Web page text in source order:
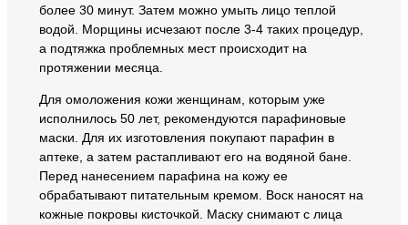
более 30 минут. Затем можно умыть лицо теплой
водой. Морщины исчезают после 3-4 таких процедур,
а подтяжка проблемных мест происходит на
протяжении месяца.
Для омоложения кожи женщинам, которым уже
исполнилось 50 лет, рекомендуются парафиновые
маски. Для их изготовления покупают парафин в
аптеке, а затем растапливают его на водяной бане.
Перед нанесением парафина на кожу ее
обрабатывают питательным кремом. Воск наносят на
кожные покровы кисточкой. Маску снимают с лица